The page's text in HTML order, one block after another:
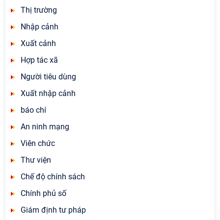
Thị trường
Nhập cảnh
Xuất cảnh
Hợp tác xã
Người tiêu dùng
Xuất nhập cảnh
báo chí
An ninh mạng
Viên chức
Thư viện
Chế độ chính sách
Chính phủ số
Giám định tư pháp